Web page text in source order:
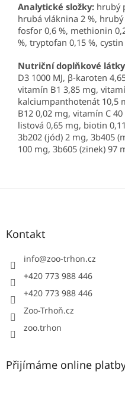
Analytické složky: hrubý
hrubá vláknina 2 %,
fosfor 0,6 %, methionin
%, tryptofan 0,15 %, cystin
Nutriční doplňkové
D3 1000 MJ, β-karoten
vitamín B1 3,85 mg,
kalciumpanthotenát 10,5
B12 0,02 mg, vitamín C
listová 0,65 mg, biotin
3b202 (jód) 2 mg, 3b405
100 mg, 3b605 (zinek) 97
Z
Kontakt
info@zoo-trhon.cz
+420 773 988 446
+420 773 988 446
Zoo-Trhoň.cz
zoo.trhon
Přijímáme online